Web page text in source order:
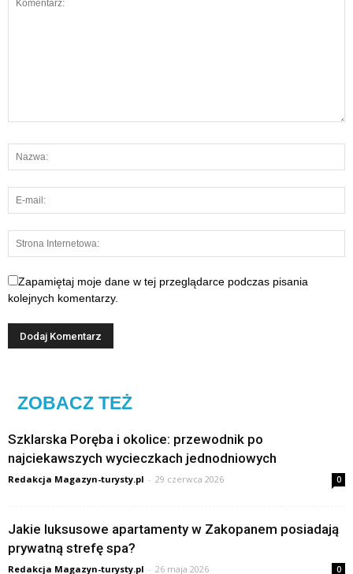
Zapamiętaj moje dane w tej przeglądarce podczas pisania
kolejnych komentarzy.
ZOBACZ TEŻ
Szklarska Poręba i okolice: przewodnik po
najciekawszych wycieczkach jednodniowych
Redakcja Magazyn-turysty.pl - 29 czerwca 2026 0
Jakie luksusowe apartamenty w Zakopanem posiadają
prywatną strefę spa?
Redakcja Magazyn-turysty.pl - 26 maja 2026 0